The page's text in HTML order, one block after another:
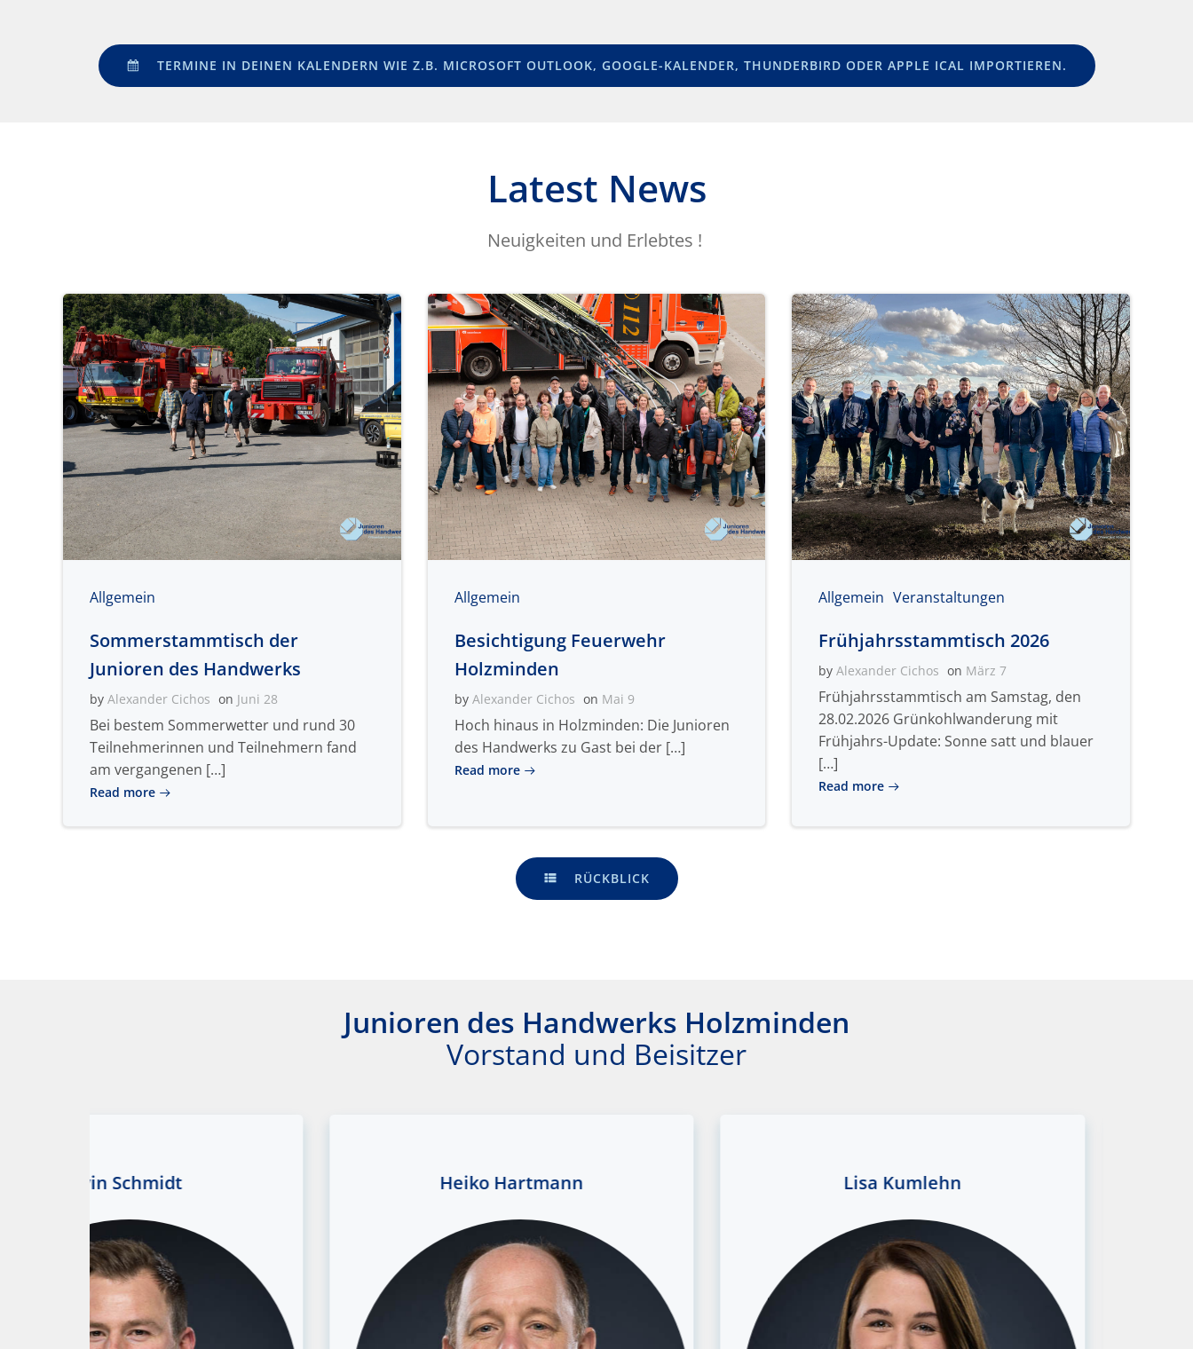
TERMINE IN DEINEN KALENDERN WIE Z.B. MICROSOFT OUTLOOK, GOOGLE-KALENDER, THUNDERBIRD ODER APPLE ICAL IMPORTIEREN.
Latest News
Neuigkeiten und Erlebtes !
Allgemein
Sommerstammtisch der
Junioren des Handwerks
by Alexander Cichos on Juni 28
Bei bestem Sommerwetter und rund 30
Teilnehmerinnen und Teilnehmern fand
am vergangenen […]
Read more
Allgemein
Besichtigung Feuerwehr
Holzminden
by Alexander Cichos on Mai 9
Hoch hinaus in Holzminden: Die Junioren
des Handwerks zu Gast bei der […]
Read more
Allgemein Veranstaltungen
Frühjahrsstammtisch 2026
by Alexander Cichos on März 7
Frühjahrsstammtisch am Samstag, den
28.02.2026 Grünkohlwanderung mit
Frühjahrs-Update: Sonne satt und blauer
[…]
Read more
RÜCKBLICK
Junioren des Handwerks Holzminden
Vorstand und Beisitzer
Kevin Schmidt Heiko Hartmann Lisa Kumlehn